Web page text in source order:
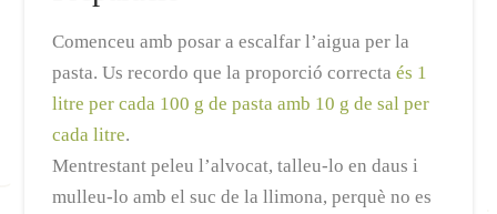
Comenceu amb posar a escalfar l’aigua per la
pasta. Us recordo que la proporció correctaés 1
litre per cada 100 g de pasta amb 10 g de sal per
cada litre.
Mentrestant peleu l’alvocat, talleu-lo en daus i
mulleu-lo amb el suc de la llimona, perquè no es